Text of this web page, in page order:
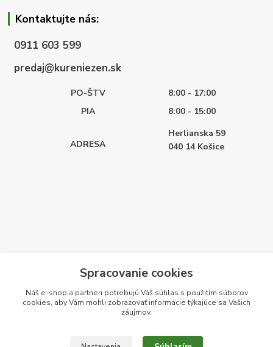
Kontaktujte nás:
0911 603 599
predaj@kureniezen.sk
PO-ŠTV
8:00 - 17:00
PIA
8:00 - 15:00
ADRESA
Herlianska 59
040 14 Košice
Spracovanie cookies
Náš e-shop a partneri potrebujú Váš súhlas s použitím súborov
cookies, aby Vám mohli zobrazovať informácie týkajúce sa Vašich
záujmov.